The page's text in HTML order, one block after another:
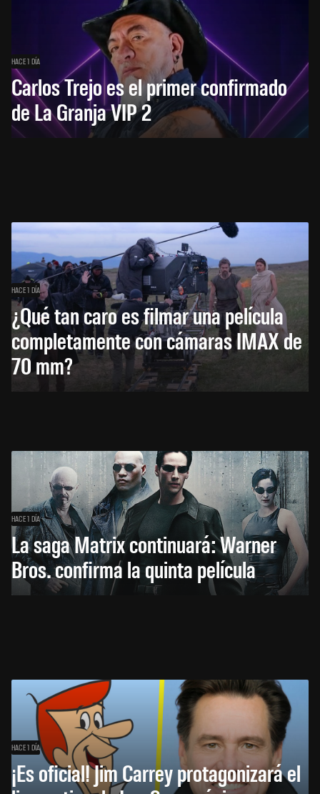
HACE 1 DÍA
Carlos Trejo es el primer confirmado
de La Granja VIP 2
HACE 1 DÍA
¿Qué tan caro es filmar una película
completamente con cámaras IMAX de
70 mm?
HACE 1 DÍA
La saga Matrix continuará: Warner
Bros. confirma la quinta película
HACE 1 DÍA
¡Es oficial! Jim Carrey protagonizará el